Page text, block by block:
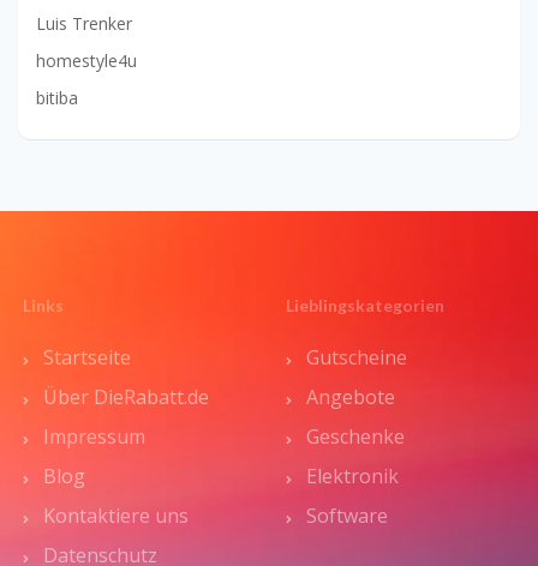
Luis Trenker
homestyle4u
bitiba
Links
Startseite
Über DieRabatt.de
Impressum
Blog
Kontaktiere uns
Datenschutz
Lieblingskategorien
Gutscheine
Angebote
Geschenke
Elektronik
Software